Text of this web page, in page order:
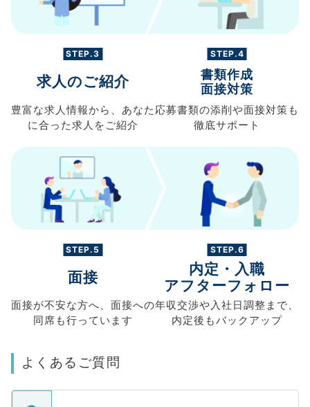
STEP.3
求人のご紹介
豊富な求人情報から、 あなた
に合った求人を ご紹介
STEP.4
書類作成
面接対策
応募書類の添削や面接対策も
徹底サポート
STEP.5
面接
面接が不安な方へ、 面接への
同席も行っています
STEP.6
内定・入職
アフターフォロー
年収交渉や入社日調整まで、
内定後もバックアップ
よくあるご質問